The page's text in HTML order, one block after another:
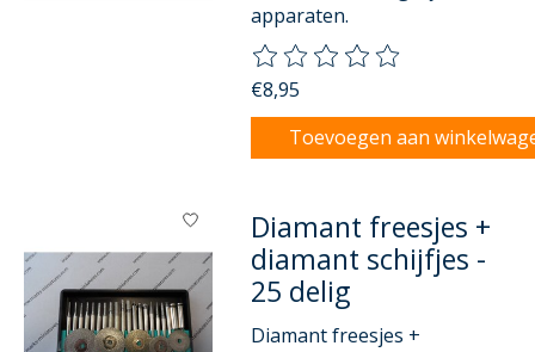
apparaten.
De beoordeling van dit
€8,95
Toevoegen aan
Diamant freesjes +
diamant schijfjes -
25 delig
Diamant freesjes +